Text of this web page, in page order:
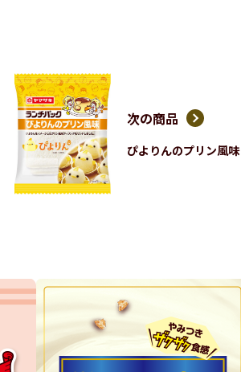
次の商品
ぴよりんのプリン風味